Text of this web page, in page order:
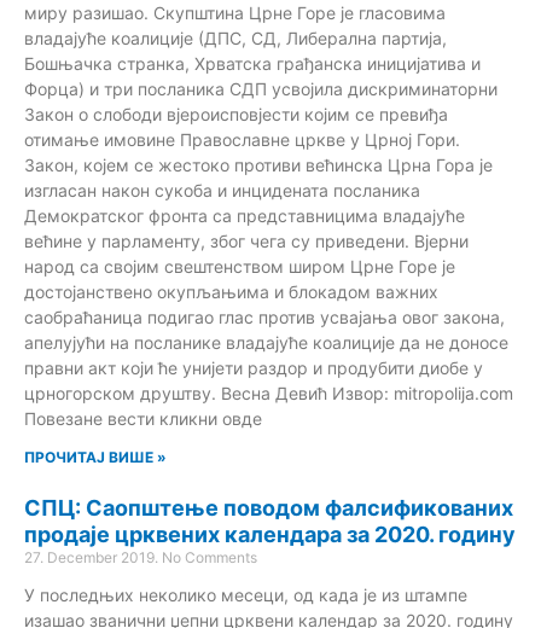
миру разишао. Скупштина Црне Горе је гласовима
владајуће коалиције (ДПС, СД, Либерална партија,
Бошњачка странка, Хрватска грађанска иницијатива и
Форца) и три посланика СДП усвојила дискриминаторни
Закон о слободи вјероисповјести којим се превиђа
отимање имовине Православне цркве у Црној Гори.
Закон, којем се жестоко противи већинска Црна Гора је
изгласан након сукоба и инцидената посланика
Демократског фронта са представницима владајуће
већине у парламенту, због чега су приведени. Вјерни
народ са својим свештенством широм Црне Горе је
достојанствено окупљањима и блокадом важних
саобраћаница подигао глас против усвајања овог закона,
апелујући на посланике владајуће коалиције да не доносе
правни акт који ће унијети раздор и продубити диобе у
црногорском друштву. Весна Девић Извор: mitropolija.com
Повезане вести кликни овде
ПРОЧИТАЈ ВИШЕ »
СПЦ: Саопштење поводом фалсификованих
продаје црквених календара за 2020. годину
27. December 2019. No Comments
У последњих неколико месеци, од када је из штампе
изашао званични џепни црквени календар за 2020. годину